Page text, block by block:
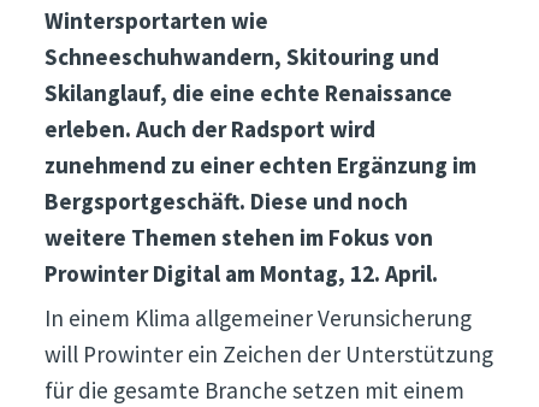
Wintersportarten wie
Schneeschuhwandern, Skitouring und
Skilanglauf, die eine echte Renaissance
erleben. Auch der Radsport wird
zunehmend zu einer echten Ergänzung im
Bergsportgeschäft. Diese und noch
weitere Themen stehen im Fokus von
Prowinter Digital am Montag, 12. April.
In einem Klima allgemeiner Verunsicherung
will Prowinter ein Zeichen der Unterstützung
für die gesamte Branche setzen mit einem